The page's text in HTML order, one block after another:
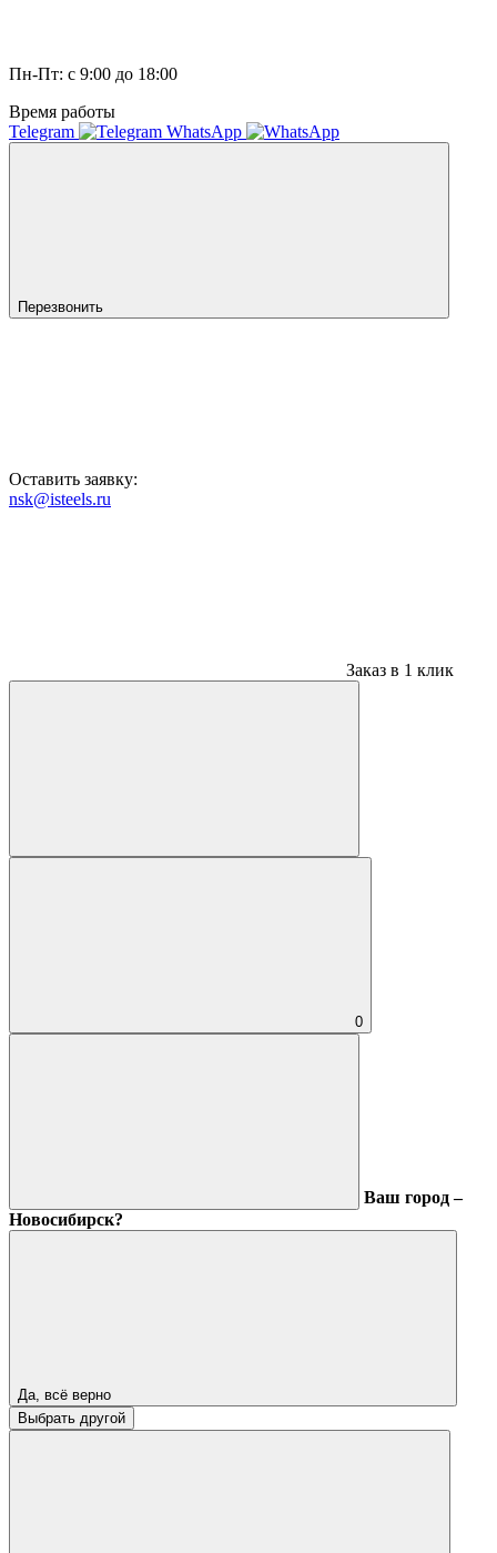
Пн-Пт: с 9:00 до 18:00
Время работы
Telegram
WhatsApp
Перезвонить
Оставить заявку:
nsk@isteels.ru
Заказ в 1 клик
0
Ваш город –
Новосибирск?
Да, всё верно
Выбрать другой